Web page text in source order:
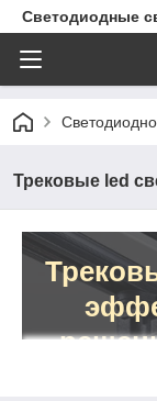
Светодиодные
Трековые led